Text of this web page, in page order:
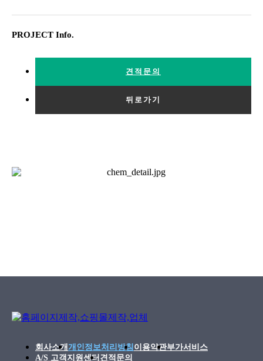
PROJECT Info.
견적문의
뒤로가기
회사소개 개인정보처리방침 이용약관부가서비스
A/S 고객지원센터 견적문의